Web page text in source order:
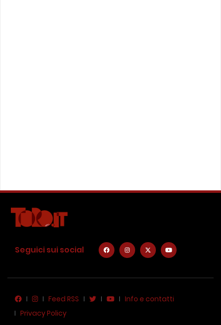
Seguici sui social
Feed RSS
Info e contatti
Privacy Policy